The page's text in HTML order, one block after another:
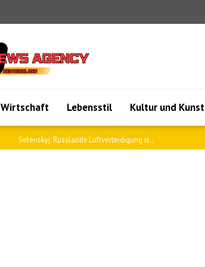
Wirtschaft Lebensstil Kultur und Kunst
Aliyev: Beziehungen zwischen Aserbaidsch..